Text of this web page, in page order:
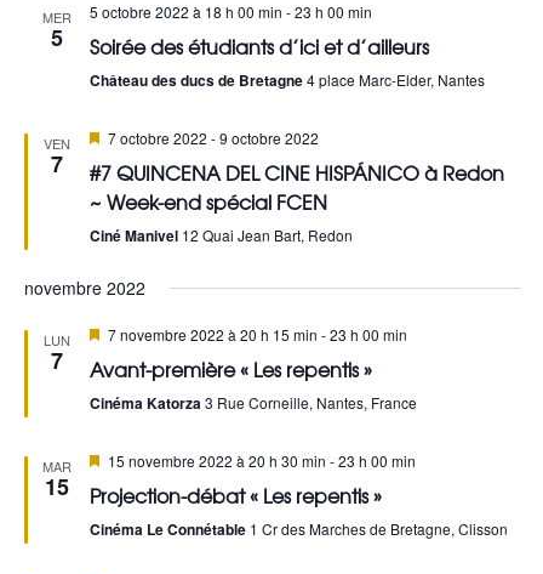
r
e
v
t
e
MER
5
5 octobre 2022 à 18 h 00 min -23 h 00 min
Soirée des étudiants d’ici et d’ailleurs
Château des ducs de Bretagne4 place Marc-Elder, Nantes
VEN
7
Mis
avant
7 octobre 2022 -9 octobre 2022
#7 QUINCENA DEL CINE HISPÁNICO à Redon
~ Week-end spécial FCEN
Ciné Manivel 12 Quai Jean Bart, Redon
novembre 2022
LUN
7
Mis
avant
7 novembre 2022 à 20 h 15 min -23 h 00 min
Avant-première « Les repentis »
Cinéma Katorza3 Rue Corneille, Nantes, France
MAR
15
Mis
avant
15 novembre 2022 à 20 h 30 min -23 h 00 min
Projection-débat « Les repentis »
Cinéma Le Connétable 1 Cr des Marches de Bretagne, Clisson